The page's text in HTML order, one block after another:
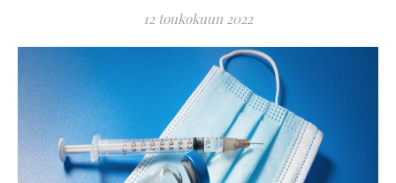
12 toukokuun 2022